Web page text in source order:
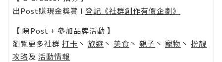
出Post賺現金獎賞 l 登記《社群創作有價企劃》
【 睇Post + 參加品牌活動 】
瀏覽更多社群 打卡 丶 旅遊 丶 美食 丶 親子 丶 寵物 丶 扮靚
攻略及 活動情報